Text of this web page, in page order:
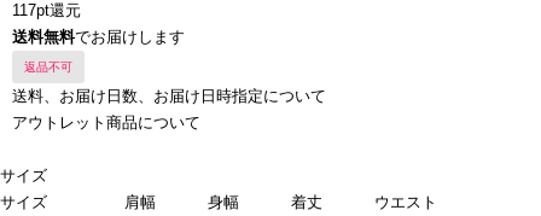
117pt還元
送料無料でお届けします
返品不可
送料、お届け日数、お届け日時指定について
アウトレット商品について
サイズ
サイズ
肩幅 身幅 着丈
ウエスト